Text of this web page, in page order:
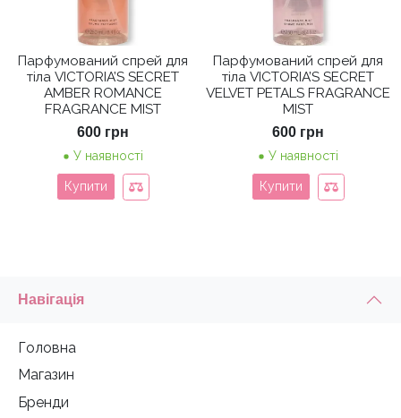
Парфумований спрей для
тіла VICTORIA’S SECRET
AMBER ROMANCE
FRAGRANCE MIST
600 грн
У наявності
Купити
Парфумований спрей для
тіла VICTORIA’S SECRET
VELVET PETALS FRAGRANCE
MIST
600 грн
У наявності
Купити
Навігація
Головна
Магазин
Бренди